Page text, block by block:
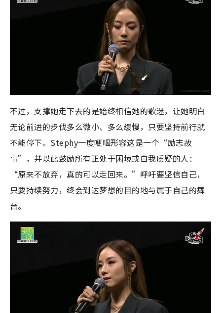
不过，支撑她走下去的是始终相信她的歌迷，让她明白
无论前进的步伐多么微小、多么缓慢，只要坚持前行就
不能停下。Stephy一度哽咽形容这是一个“励志故
事”，并以此鼓励所有正处于困境或自我质疑的人：
“原来不放弃，真的可以走回来。”呼吁要坚信自己，
只要持续努力，终会到达梦想的目的地与属于自己的舞
台。